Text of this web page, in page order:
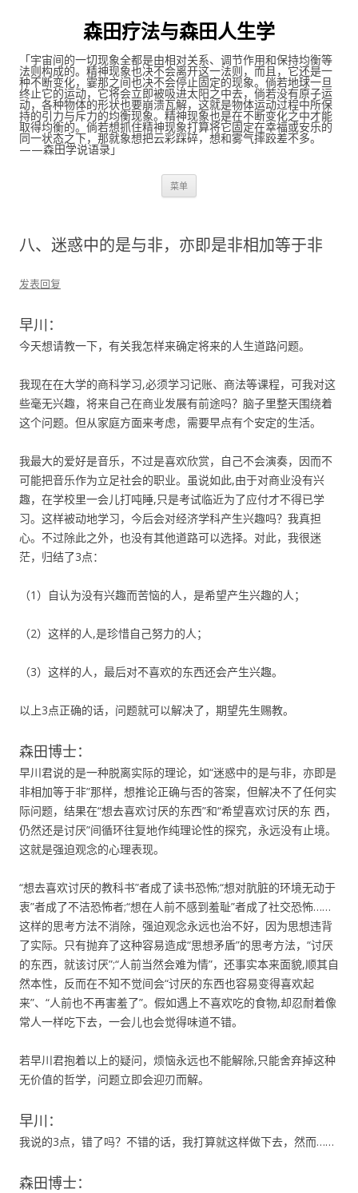
森田疗法与森田人生学
「宇宙间的一切现象全都是由相对关系、调节作用和保持均衡等
法则构成的。精神现象也决不会离开这一法则，而且，它还是一
种不断变化，霎那之间也决不会停止固定的现象。倘若地球一旦
终止它的运动，它将会立即被吸进太阳之中去，倘若没有原子运
动，各种物体的形状也要崩溃瓦解，这就是物体运动过程中所保
持的引力与斥力的均衡现象。精神现象也是在不断变化之中才能
取得均衡的。倘若想抓住精神现象打算将它固定在幸福或安乐的
同一状态之下，那就象想把云彩踩碎，想和雾气摔跤差不多。
——森田学说语录」
菜单
八、迷惑中的是与非，亦即是非相加等于非
发表回复
早川：
今天想请教一下，有关我怎样来确定将来的人生道路问题。
我现在在大学的商科学习,必须学习记账、商法等课程，可我对这
些毫无兴趣，将来自己在商业发展有前途吗？脑子里整天围绕着
这个问题。但从家庭方面来考虑，需要早点有个安定的生活。
我最大的爱好是音乐，不过是喜欢欣赏，自己不会演奏，因而不
可能把音乐作为立足社会的职业。虽说如此,由于对商业没有兴
趣，在学校里一会儿打吨睡,只是考试临近为了应付才不得已学
习。这样被动地学习，今后会对经济学科产生兴趣吗？我真担
心。不过除此之外，也没有其他道路可以选择。对此，我很迷
茫，归结了3点：
（1）自认为没有兴趣而苦恼的人，是希望产生兴趣的人；
（2）这样的人,是珍惜自己努力的人；
（3）这样的人，最后对不喜欢的东西还会产生兴趣。
以上3点正确的话，问题就可以解决了，期望先生赐教。
森田博士：
早川君说的是一种脱离实际的理论，如“迷惑中的是与非，亦即是
非相加等于非”那样，想推论正确与否的答案，但解决不了任何实
际问题，结果在“想去喜欢讨厌的东西”和“希望喜欢讨厌的东 西，
仍然还是讨厌”间循环往复地作纯理论性的探究，永远没有止境。
这就是强迫观念的心理表现。
“想去喜欢讨厌的教科书”者成了读书恐怖;“想对肮脏的环境无动于
衷”者成了不洁恐怖者;“想在人前不感到羞耻”者成了社交恐怖……
这样的思考方法不消除，强迫观念永远也治不好，因为思想违背
了实际。只有抛弃了这种容易造成“思想矛盾”的思考方法，“讨厌
的东西，就该讨厌”;“人前当然会难为情”，还事实本来面貌,顺其自
然本性，反而在不知不觉间会“讨厌的东西也容易变得喜欢起
来”、“人前也不再害羞了”。假如遇上不喜欢吃的食物,却忍耐着像
常人一样吃下去，一会儿也会觉得味道不错。
若早川君抱着以上的疑问，烦恼永远也不能解除,只能舍弃掉这种
无价值的哲学，问题立即会迎刃而解。
早川：
我说的3点，错了吗？不错的话，我打算就这样做下去，然而……
森田博士：